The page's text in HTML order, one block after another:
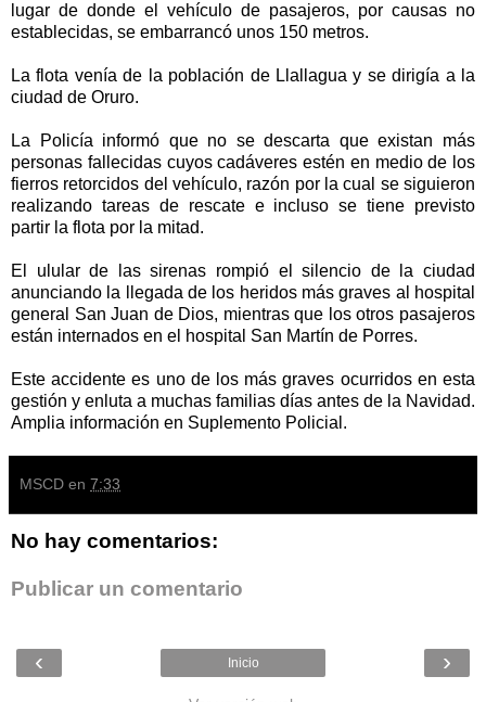
lugar de donde el vehículo de pasajeros, por causas no
establecidas, se embarrancó unos 150 metros.
La flota venía de la población de Llallagua y se dirigía a la
ciudad de Oruro.
La Policía informó que no se descarta que existan más
personas fallecidas cuyos cadáveres estén en medio de los
fierros retorcidos del vehículo, razón por la cual se siguieron
realizando tareas de rescate e incluso se tiene previsto
partir la flota por la mitad.
El ulular de las sirenas rompió el silencio de la ciudad
anunciando la llegada de los heridos más graves al hospital
general San Juan de Dios, mientras que los otros pasajeros
están internados en el hospital San Martín de Porres.
Este accidente es uno de los más graves ocurridos en esta
gestión y enluta a muchas familias días antes de la Navidad.
Amplia información en Suplemento Policial.
MSCD en 7:33
No hay comentarios:
Publicar un comentario
‹ ›
Inicio